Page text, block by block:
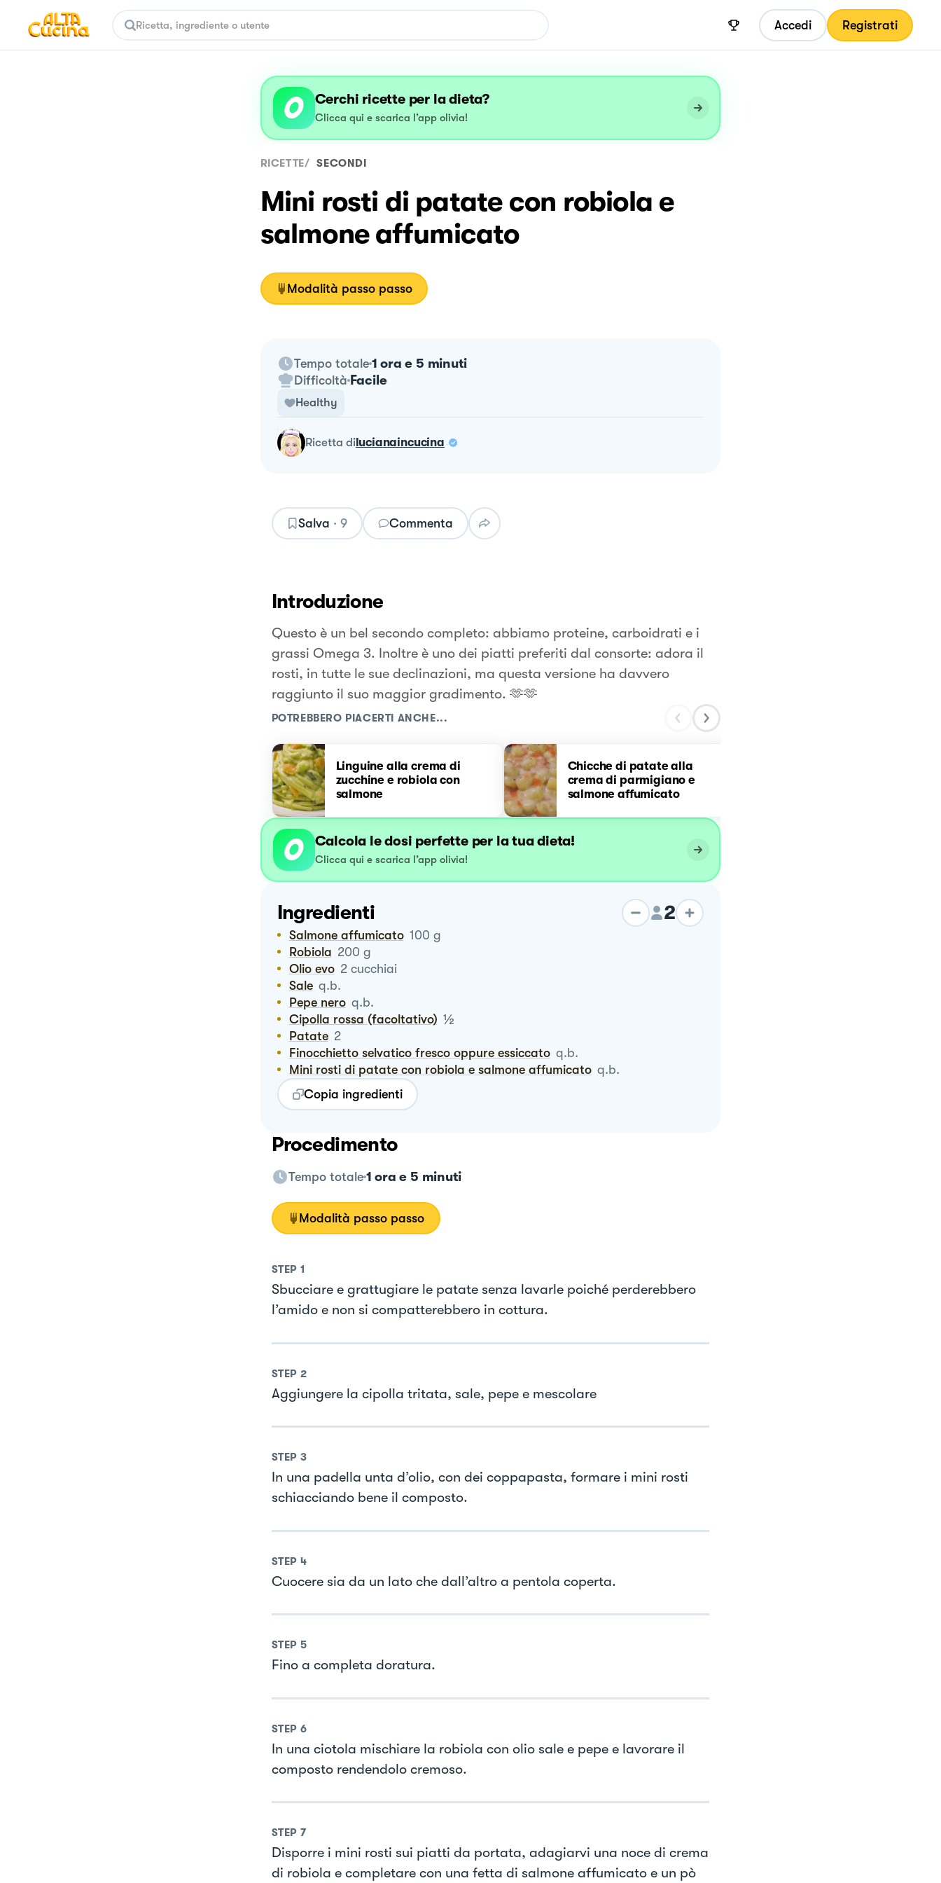
Accedi Registrati
Cerchi ricette per la dieta?
Clicca qui e scarica l’app olivia!
RICETTE/ SECONDI
Mini rosti di patate con robiola e
salmone affumicato
Modalità passo passo
Tempo totale 1 ora e 5 minuti
Difficoltà Facile
Healthy
ricetta dilucianaincucina
Salva · 9 Commenta
Introduzione
Questo è un bel secondo completo: abbiamo proteine, carboidrati e i
grassi Omega 3. Inoltre è uno dei piatti preferiti dal consorte: adora il
rosti, in tutte le sue declinazioni, ma questa versione ha davvero
raggiunto il suo maggior gradimento. 🫶🫶
POTREBBERO PIACERTI ANCHE...
Linguine alla crema di
zucchine e robiola con
salmone
Chicche di patate alla
crema di parmigiano e
salmone affumicato
Calcola le dosi perfette per la tua dieta!
Clicca qui e scarica l’app olivia!
Ingredienti 2
Salmone affumicato 100 g
Robiola 200 g
Olio evo 2 cucchiai
Sale q.b.
Pepe nero q.b.
Cipolla rossa (facoltativo) ½
Patate 2
Finocchietto selvatico fresco oppure essiccato q.b.
Mini rosti di patate con robiola e salmone affumicato q.b.
Copia ingredienti
Procedimento
Tempo totale 1 ora e 5 minuti
Modalità passo passo
STEP 1
Sbucciare e grattugiare le patate senza lavarle poiché perderebbero
l’amido e non si compatterebbero in cottura.
STEP 2
Aggiungere la cipolla tritata, sale, pepe e mescolare
STEP 3
In una padella unta d’olio, con dei coppapasta, formare i mini rosti
schiacciando bene il composto.
STEP 4
Cuocere sia da un lato che dall’altro a pentola coperta.
STEP 5
Fino a completa doratura.
STEP 6
In una ciotola mischiare la robiola con olio sale e pepe e lavorare il
composto rendendolo cremoso.
STEP 7
Disporre i mini rosti sui piatti da portata, adagiarvi una noce di crema
di robiola e completare con una fetta di salmone affumicato e un pò